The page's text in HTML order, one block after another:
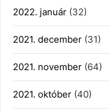
2022. január (32)
2021. december (31)
2021. november (64)
2021. október (40)